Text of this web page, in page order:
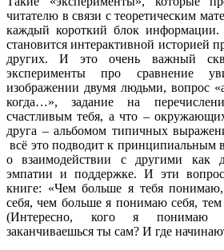
читателю в связи с теоретическим
каждый короткий блок
становится интерактивной историей
других. И это очень важный
эксперименты про сравнение
изображении двумя людьми, вопрос
когда…», задание на
счастливым тебя, а что –
друга – альбомом типичных
всё это подводит к принципиальным
о взаимодействии с другими как
эмпатии и поддержке. И эти
книге: «Чем больше я тебя
себя, чем больше я понимаю себя,
(Интересно, кого я понимаю
заканчиваешься ты сам? И где